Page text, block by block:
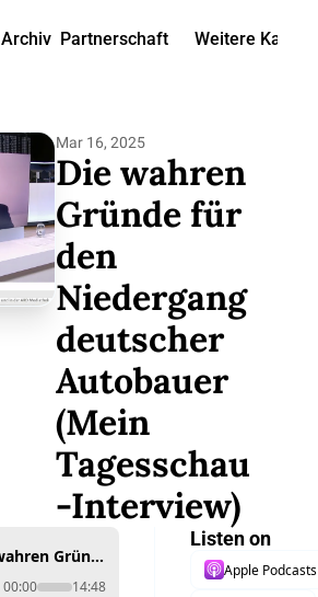
Archiv Partnerschaft Weitere Kanäle
Mar 16, 2025
Die wahren
Gründe für
den
Niedergang
deutscher
Autobauer
(Mein
Tagesschau
-Interview)
Die wahren Gründe für den Niedergang deutscher Autobauer (Mein Tagesschau-Interview)
00:00 14:48
Listen on
Apple Podcasts